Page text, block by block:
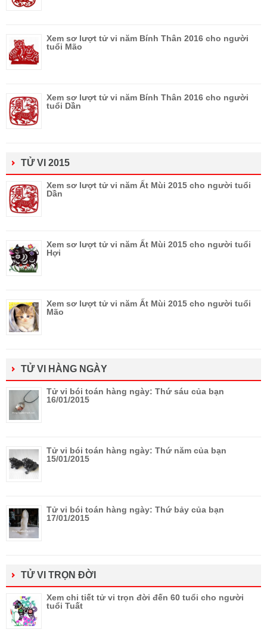
Xem sơ lượt tử vi năm Bính Thân 2016 cho người
tuổi Mão
Xem sơ lượt tử vi năm Bính Thân 2016 cho người
tuổi Dần
TỬ VI 2015
Xem sơ lượt tử vi năm Ất Mùi 2015 cho người tuổi
Dần
Xem sơ lượt tử vi năm Ất Mùi 2015 cho người tuổi
Hợi
Xem sơ lượt tử vi năm Ất Mùi 2015 cho người tuổi
Mão
TỬ VI HÀNG NGÀY
Tử vi bói toán hàng ngày: Thứ sáu của bạn
16/01/2015
Tử vi bói toán hàng ngày: Thứ năm của bạn
15/01/2015
Tử vi bói toán hàng ngày: Thứ bảy của bạn
17/01/2015
TỬ VI TRỌN ĐỜI
Xem chi tiết tử vi trọn đời đến 60 tuổi cho người
tuổi Tuất